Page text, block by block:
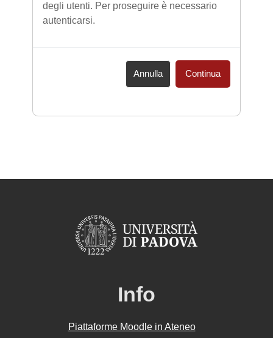
degli utenti. Per proseguire è necessario
autenticarsi.
Annulla Continua
Info
Piattaforme Moodle in Ateneo